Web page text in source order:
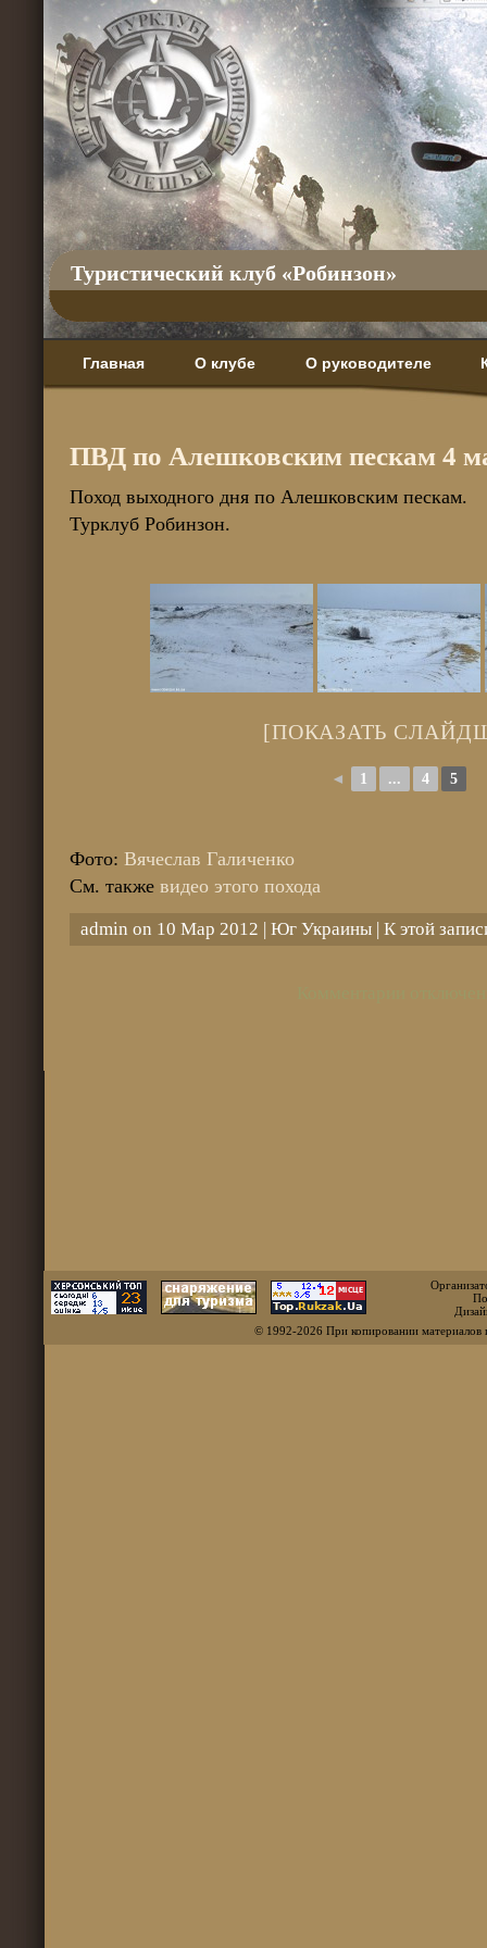
Туристический клуб «Робинзон»
Главная О клубе О руководителе
ПВД по Алешковским пескам 4
Поход выходного дня по Алешковским пескам.
Турклуб Робинзон.
[ПОКАЗАТЬ
◄ 1 ... 4 5
Фото:Вячеслав Галиченко
См. такжевидео этого похода
admin on 10 Мар 2012 | Юг Украины| К этой
© 1992-2026 При копировании материалов